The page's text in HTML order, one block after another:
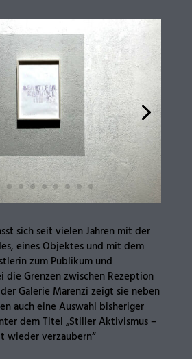
sich seit vielen Jahren mit der
eines Objektes und mit dem
zum Publikum und
die Grenzen zwischen Rezeption
Galerie Marenzi zeigt sie neben
auch eine Auswahl bisheriger
dem Titel „Stiller Aktivismus –
verzaubern“